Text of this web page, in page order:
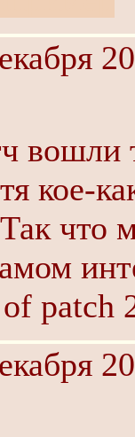
вошли
кое-
что
patch